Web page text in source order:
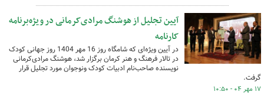
آیین تجلیل از هوشنگ‌ مرادی‌کرمانی در ویژه‌برنامه
کارنامه
در آیین ویژه‌ای که شامگاه روز 16 مهر 1404 روز جهانی کودک
در تالار فرهنگ و هنر کرمان برگزار شد، هوشنگ مرادی‌کرمانی
نویسنده صاحب‌نام ادبیات کودک ونوجوان مورد تجلیل قرار
گرفت.
۱۷ مهر ۰۴ - ۱۰:۵۰